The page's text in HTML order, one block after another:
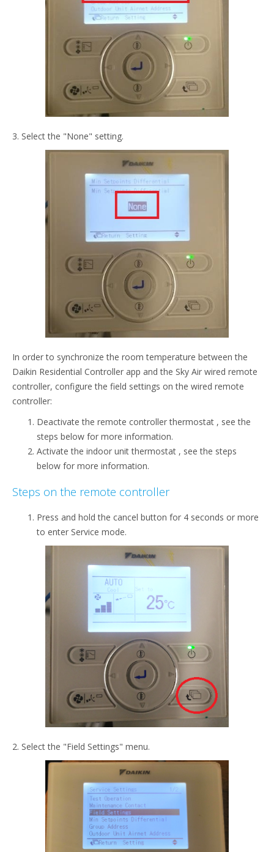
3. Select the "None" setting.
In order to synchronize the room temperature between the
Daikin Residential Controller app and the Sky Air wired remote
controller, configure the field settings on the wired remote
controller:
Deactivate the remote controller thermostat , see the
steps below for more information.
Activate the indoor unit thermostat , see the steps
below for more information.​
Steps on the remote​ contr​​oller
​Press and hold ​​the cancel button for 4 seconds or more
to enter Service mode.
2. Select the "Field Settings" menu.